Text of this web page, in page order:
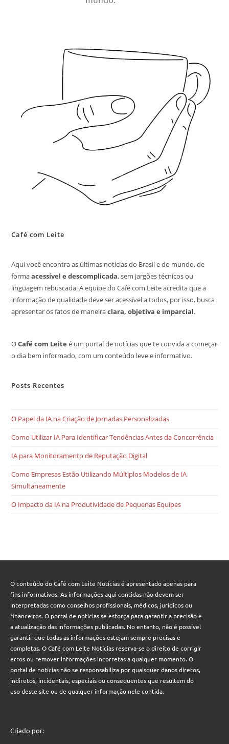
Café com Leite
Aqui você encontra as últimas notícias do Brasil e do mundo, de
formaacessível e descomplicada, sem jargões técnicos ou
linguagem rebuscada. A equipe do Café com Leite acredita que a
informação de qualidade deve ser acessível a todos, por isso, busca
apresentar os fatos de maneiraclara, objetiva e imparcial.
OCafé com Leite é um portal de notícias que te convida a começar
o dia bem informado, com um conteúdo leve e informativo.
Posts Recentes
O Papel da IA na Criação de Jornadas Personalizadas
Como Utilizar IA Para Identificar Tendências Antes da Concorrência
IA para Monitoramento de Reputação Digital
Como Empresas Estão Utilizando Múltiplos Modelos de IA
Simultaneamente
O Impacto da IA na Produtividade de Pequenas Equipes
O conteúdo do Café com Leite Notícias é apresentado apenas para
fins informativos. As informações aqui contidas não devem ser
interpretadas como conselhos profissionais, médicos, jurídicos ou
financeiros. O portal de notícias se esforça para garantir a precisão e
a atualização das informações publicadas. No entanto, não é possível
garantir que todas as informações estejam sempre precisas e
completas. O Café com Leite Notícias reserva-se o direito de corrigir
erros ou remover informações incorretas a qualquer momento. O
portal de notícias não se responsabiliza por quaisquer danos diretos,
indiretos, incidentais, especiais ou consequentes que resultem do
uso deste site ou de qualquer informação nele contida.
Criado por: